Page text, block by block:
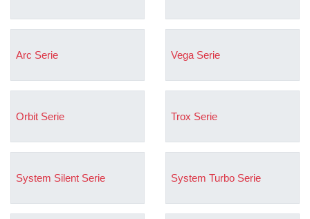
Arc Serie Vega Serie
Orbit Serie Trox Serie
System Silent Serie System Turbo Serie